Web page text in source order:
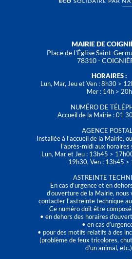
MAIRIE DE
Place de l'Église Saint-
78310 -
HORAIRES :
Lun, Mar, Jeu et Ven : 8h30 >
Mer : 14h > 20h
NUMÉRO DE
Accueil de la Mairie : 01
AGENCE
Installée à l’accueil de la Mairie,
l'après-midi aux horaires
Lun, Mar et Jeu : 13h45 >
19h30, Ven : 13h45 >
ASTREINTE
En cas d’urgence et en
d'ouverture de la Mairie, nous
contacter l’astreinte technique
Ce numéro doit être
• en dehors des horaires
• en cas
• pour des motifs relatifs à des
(problème de feux tricolores,
d’un animal,